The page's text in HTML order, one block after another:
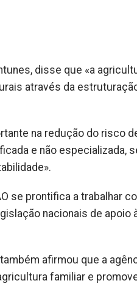
disse que «a
através da
na redução do risco
e não especializada,
se prontifica a trabalhar
nacionais de apoio
afirmou que a
familiar e